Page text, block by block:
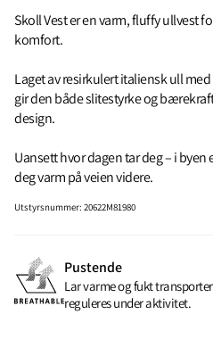
Skoll Vest er en varm, fluffy ullvest
komfort.
Laget av resirkulert italiensk ull
gir den både slitestyrke og
design.
Uansett hvor dagen tar deg – i
deg varm på veien videre.
Utstyrsnummer:20622M81980
Pustende
Lar varme og fukt
reguleres under aktivitet.